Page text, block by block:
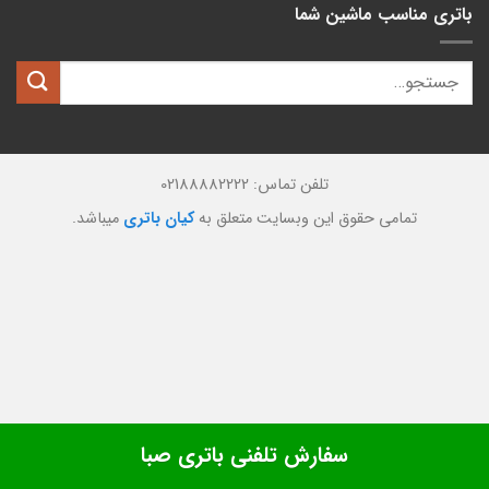
باتری مناسب ماشین شما
تلفن تماس: 02188882222
تمامی حقوق این وبسایت متعلق بهکیان باتری میباشد.
سفارش تلفنی باتری صبا